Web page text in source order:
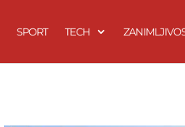
SPORT TECH